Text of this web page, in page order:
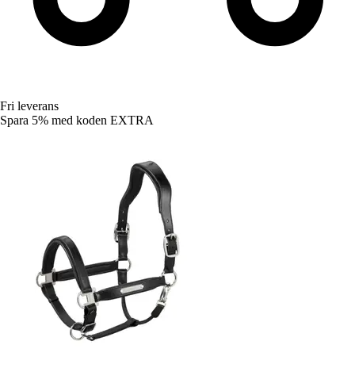
Fri leverans
Spara 5% med koden EXTRA